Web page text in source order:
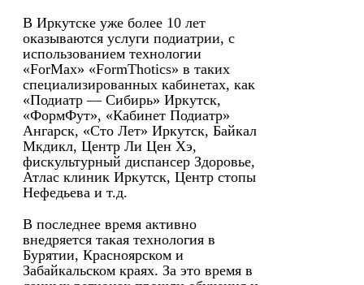
В Иркутске уже более 10 лет
оказываются услуги подиатрии, с
использованием технологии
«ForMax» «FormThotics» в таких
специализированных кабинетах, как
«Подиатр — Сибирь» Иркутск,
«ФормФут», «Кабинет Подиатр»
Ангарск, «Сто Лет» Иркутск, Байкал
Мкдикл, Центр Ли Цен Хэ,
фискультурный диспансер Здоровье,
Атлас клиник Иркутск, Центр стопы
Нефедьева и т.д.
В последнее время активно
внедряется такая технология в
Бурятии, Красноярском и
Забайкальском краях. За это время в